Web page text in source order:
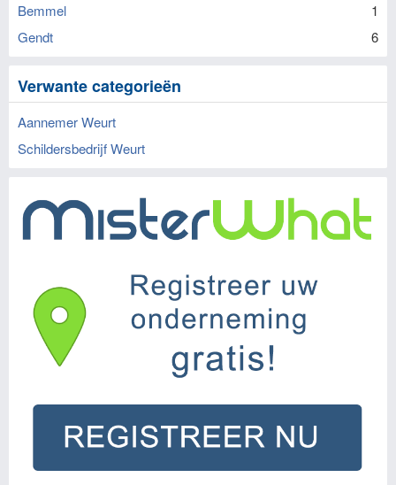
Bemmel
1
Gendt
6
Verwante categorieën
Aannemer Weurt
Schildersbedrijf Weurt